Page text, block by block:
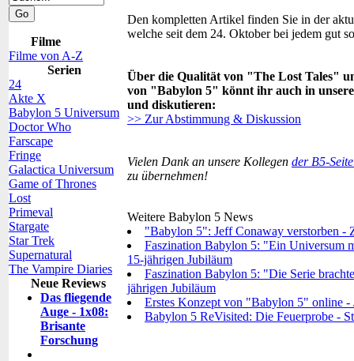
Filme
Filme von A-Z
Serien
24
Akte X
Babylon 5 Universum
Doctor Who
Farscape
Fringe
Galactica Universum
Game of Thrones
Lost
Primeval
Stargate
Star Trek
Supernatural
The Vampire Diaries
Neue Reviews
Das fliegende
Auge - 1x08:
Brisante
Forschung
Den kompletten Artikel finden Sie in der
welche seit dem 24. Oktober bei jedem gut
Über die Qualität von "The Lost Tales"
von "Babylon 5" könnt ihr auch in
und diskutieren:
>> Zur Abstimmung & Diskussion
Vielen Dank an unsere Kollegen der B5-
zu übernehmen!
Weitere Babylon 5 News
"Babylon 5": Jeff Conaway verstorben -
Faszination Babylon 5: "Ein Universum
15-jährigen Jubiläum
Faszination Babylon 5: "Die Serie
jährigen Jubiläum
Erstes Konzept von "Babylon 5" online -
Babylon 5 ReVisited: Die Feuerprobe -